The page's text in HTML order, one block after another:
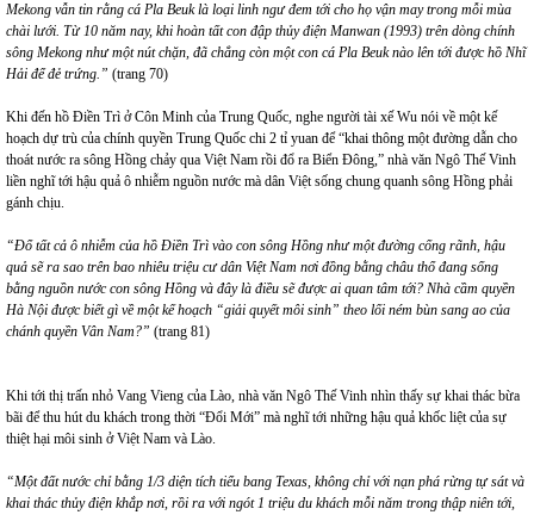
Mekong vẫn tin rằng cá Pla Beuk là loại linh ngư đem tới cho họ vận may trong mỗi mùa
chài lưới. Từ 10 năm nay, khi hoàn tất con đập thủy điện Manwan (1993) trên dòng chính
sông Mekong như một nút chặn, đã chẳng còn một con cá Pla Beuk nào lên tới được hồ Nhĩ
Hải để đẻ trứng.” (trang 70)
Khi đến hồ Điền Trì ở Côn Minh của Trung Quốc, nghe người tài xế Wu nói về một kế
hoạch dự trù của chính quyền Trung Quốc chi 2 tỉ yuan để “khai thông một đường dẫn cho
thoát nước ra sông Hồng chảy qua Việt Nam rồi đổ ra Biển Đông,” nhà văn Ngô Thế Vinh
liền nghĩ tới hậu quả ô nhiễm nguồn nước mà dân Việt sống chung quanh sông Hồng phải
gánh chịu.
“Đổ tất cả ô nhiễm của hồ Điền Trì vào con sông Hồng như một đường cống rãnh, hậu
quả sẽ ra sao trên bao nhiêu triệu cư dân Việt Nam nơi đồng bằng châu thổ đang sống
bằng nguồn nước con sông Hồng và đây là điều sẽ được ai quan tâm tới? Nhà cầm quyền
Hà Nội được biết gì về một kế hoạch “giải quyết môi sinh” theo lối ném bùn sang ao của
chánh quyền Vân Nam?” (trang 81)
Khi tới thị trấn nhỏ Vang Vieng của Lào, nhà văn Ngô Thế Vinh nhìn thấy sự khai thác bừa
bãi để thu hút du khách trong thời “Đổi Mới” mà nghĩ tới những hậu quả khốc liệt của sự
thiệt hại môi sinh ở Việt Nam và Lào.
“Một đất nước chỉ bằng 1/3 diện tích tiểu bang Texas, không chỉ với nạn phá rừng tự sát và
khai thác thủy điện khắp nơi, rồi ra với ngót 1 triệu du khách mỗi năm trong thập niên tới,